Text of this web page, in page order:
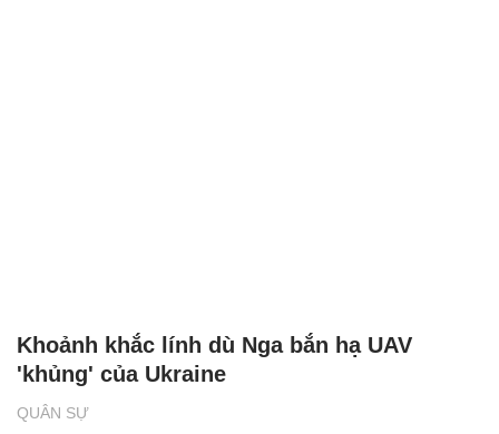
QUÂN SỰ
Khoảnh khắc lính dù Nga bắn hạ UAV
'khủng' của Ukraine